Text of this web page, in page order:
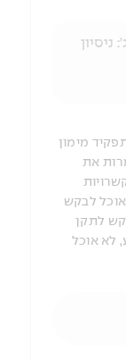
מימון
את
אוכל לבקש
לתקן
לא אוכל